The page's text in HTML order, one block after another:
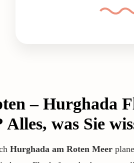
– Hurghada
was Sie
Hurghada am Roten Meer